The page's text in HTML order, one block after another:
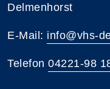
Delmenhorst
E-Mail: info@vhs-
Telefon 04221-98